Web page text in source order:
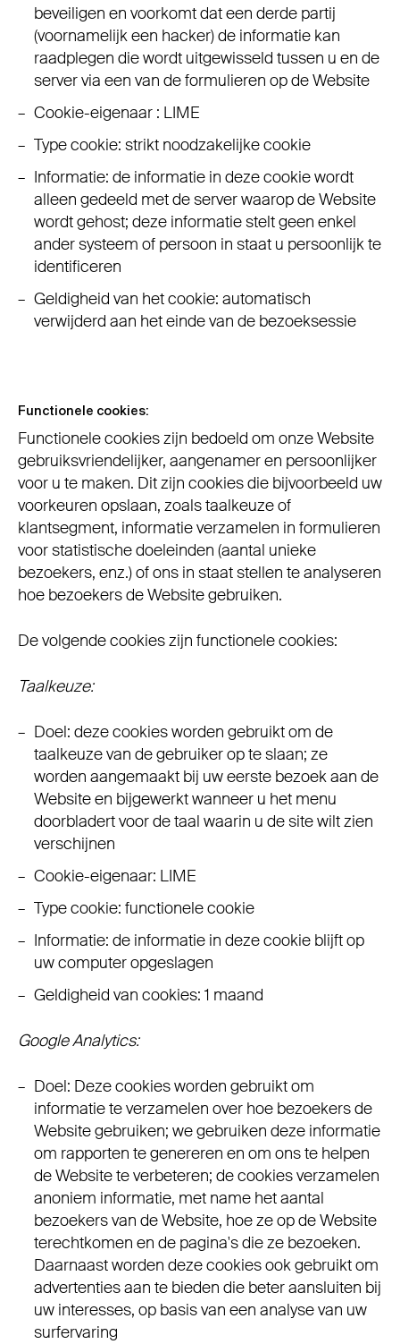
beveiligen en voorkomt dat een derde partij
(voornamelijk een hacker) de informatie kan
raadplegen die wordt uitgewisseld tussen u en de
server via een van de formulieren op de Website
Cookie-eigenaar : LIME
Type cookie: strikt noodzakelijke cookie
Informatie: de informatie in deze cookie wordt
alleen gedeeld met de server waarop de Website
wordt gehost; deze informatie stelt geen enkel
ander systeem of persoon in staat u persoonlijk te
identificeren
Geldigheid van het cookie: automatisch
verwijderd aan het einde van de bezoeksessie
Functionele cookies:
Functionele cookies zijn bedoeld om onze Website
gebruiksvriendelijker, aangenamer en persoonlijker
voor u te maken. Dit zijn cookies die bijvoorbeeld uw
voorkeuren opslaan, zoals taalkeuze of
klantsegment, informatie verzamelen in formulieren
voor statistische doeleinden (aantal unieke
bezoekers, enz.) of ons in staat stellen te analyseren
hoe bezoekers de Website gebruiken.
De volgende cookies zijn functionele cookies:
Taalkeuze:
Doel: deze cookies worden gebruikt om de
taalkeuze van de gebruiker op te slaan; ze
worden aangemaakt bij uw eerste bezoek aan de
Website en bijgewerkt wanneer u het menu
doorbladert voor de taal waarin u de site wilt zien
verschijnen
Cookie-eigenaar: LIME
Type cookie: functionele cookie
Informatie: de informatie in deze cookie blijft op
uw computer opgeslagen
Geldigheid van cookies: 1 maand
Google Analytics:
Doel: Deze cookies worden gebruikt om
informatie te verzamelen over hoe bezoekers de
Website gebruiken; we gebruiken deze informatie
om rapporten te genereren en om ons te helpen
de Website te verbeteren; de cookies verzamelen
anoniem informatie, met name het aantal
bezoekers van de Website, hoe ze op de Website
terechtkomen en de pagina's die ze bezoeken.
Daarnaast worden deze cookies ook gebruikt om
advertenties aan te bieden die beter aansluiten bij
uw interesses, op basis van een analyse van uw
surfervaring